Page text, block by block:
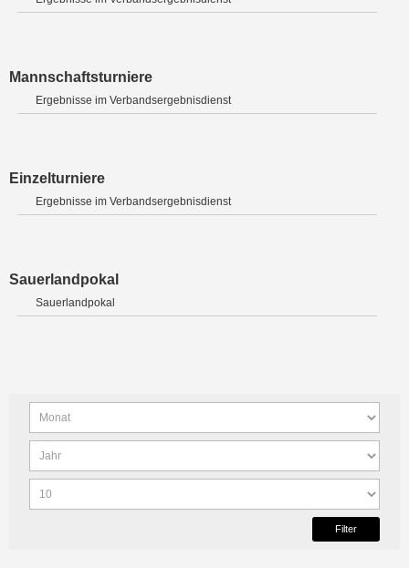
Mannschaftsturniere
Ergebnisse im Verbandsergebnisdienst
Einzelturniere
Ergebnisse im Verbandsergebnisdienst
Sauerlandpokal
Sauerlandpokal
Filter